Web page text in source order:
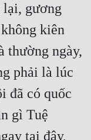
lại, gương
kiên
thường ngày,
phải là lúc
đã có quốc
gì Tuệ
tại đây,